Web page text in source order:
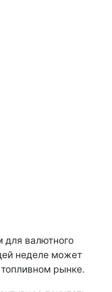
для валютного
неделе может
рынке.